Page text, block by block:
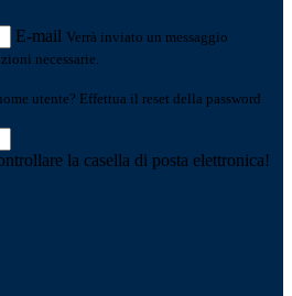
E-mail Verrà inviato un messaggio
necessarie.
utente? Effettua il reset della password
la casella di posta elettronica!